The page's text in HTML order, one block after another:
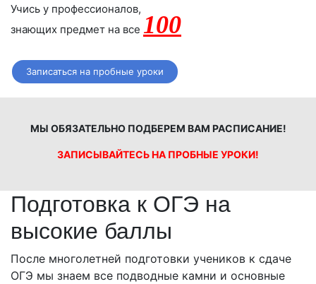
Учись у профессионалов,
знающих предмет на все 100
Записаться на пробные уроки
МЫ ОБЯЗАТЕЛЬНО ПОДБЕРЕМ ВАМ РАСПИСАНИЕ!
ЗАПИСЫВАЙТЕСЬ НА ПРОБНЫЕ УРОКИ!
Подготовка к ОГЭ на
высокие баллы
После многолетней подготовки учеников к сдаче
ОГЭ мы знаем все подводные камни и основные